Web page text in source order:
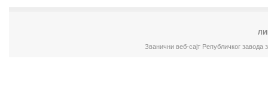
Званични веб-сајт Републичког